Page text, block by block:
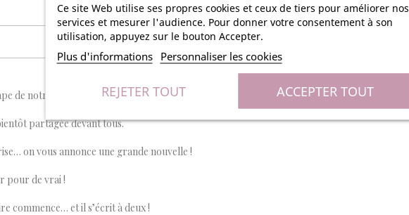
Ce site Web utilise ses propres cookies et ceux de tiers pour améliorer nos
services et mesurer l'audience. Pour donner votre consentement à son
utilisation, appuyez sur le bouton Accepter.
Plus d'informations Personnaliser les cookies
REJETER TOUT ACCEPTER TOUT
Messages originaux
de notre histoire : on se fiance, on s’aime, et on vous le dit !
partagée devant tous.
on vous annonce une grande nouvelle !
pour de vrai !
commence… et il s’écrit à deux !